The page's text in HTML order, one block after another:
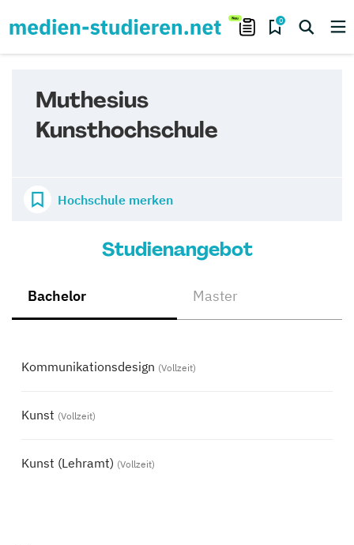
0
Muthesius
Kunsthochschule
Hochschule merken
Studienangebot
Bachelor Master
Kommunikationsdesign (Vollzeit)
Kunst (Vollzeit)
Kunst (Lehramt) (Vollzeit)